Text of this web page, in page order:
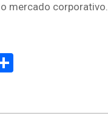
mercado corporativo.